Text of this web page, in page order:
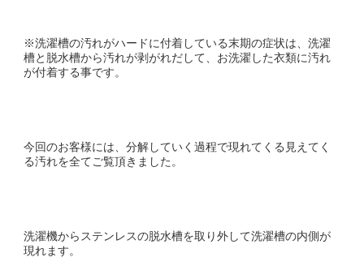
※洗濯槽の汚れがハードに付着している末期の症状は、洗濯
槽と脱水槽から汚れが剥がれだして、お洗濯した衣類に汚れ
が付着する事です。
今回のお客様には、分解していく過程で現れてくる見えてく
る汚れを全てご覧頂きました。
洗濯機からステンレスの脱水槽を取り外して洗濯槽の内側が
現れます。